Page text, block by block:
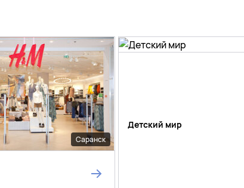
Саранск
Детский мир